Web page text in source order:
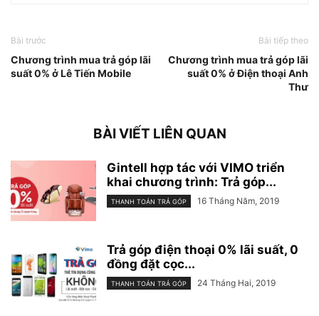
Bài trước
Chương trình mua trả góp lãi
suất 0% ở Lê Tiến Mobile
Bài tiếp theo
Chương trình mua trả góp lãi
suất 0% ở Điện thoại Anh
Thư
BÀI VIẾT LIÊN QUAN
Gintell hợp tác với VIMO triển
khai chương trình: Trả góp...
THANH TOÁN TRẢ GÓP 16 Tháng Năm, 2019
Trả góp điện thoại 0% lãi suất, 0
đồng đặt cọc...
THANH TOÁN TRẢ GÓP 24 Tháng Hai, 2019